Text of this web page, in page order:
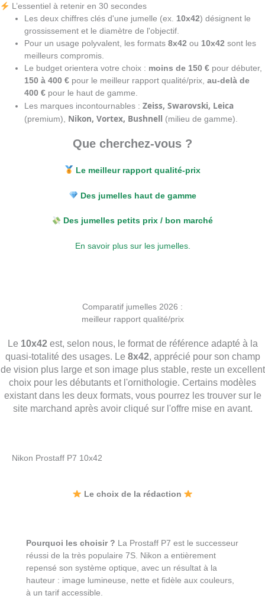
L’essentiel à retenir en 30 secondes
Les deux chiffres clés d'une jumelle (ex. 10x42) désignent le
grossissement et le diamètre de l'objectif.
Pour un usage polyvalent, les formats8x42 ou 10x42 sont les
meilleurs compromis.
Le budget orientera votre choix : moins de 150 € pour débuter,
150 à 400 € pour le meilleur rapport qualité/prix,au-delà de
400 € pour le haut de gamme.
Les marques incontournables :Zeiss, Swarovski, Leica
(premium), Nikon, Vortex, Bushnell (milieu de gamme).
Que cherchez-vous ?
Le meilleur rapport qualité-prix
Des jumelles haut de gamme
Des jumelles petits prix / bon marché
En savoir plus sur les jumelles.
Comparatif jumelles 2026 :
meilleur rapport qualité/prix
Le 10x42est, selon nous, le format de référence adapté à la
quasi-totalité des usages. Le 8x42, apprécié pour son champ
de vision plus large et son image plus stable, reste un excellent
choix pour les débutants et l'ornithologie. Certains modèles
existant dans les deux formats, vous pourrez les trouver sur le
site marchand après avoir cliqué sur l'offre mise en avant.
Nikon Prostaff P7 10x42
Le choix de la rédaction
Pourquoi les choisir ? La Prostaff P7 est le successeur
réussi de la très populaire 7S. Nikon a entièrement
repensé son système optique, avec un résultat à la
hauteur : image lumineuse, nette et fidèle aux couleurs,
à un tarif accessible.